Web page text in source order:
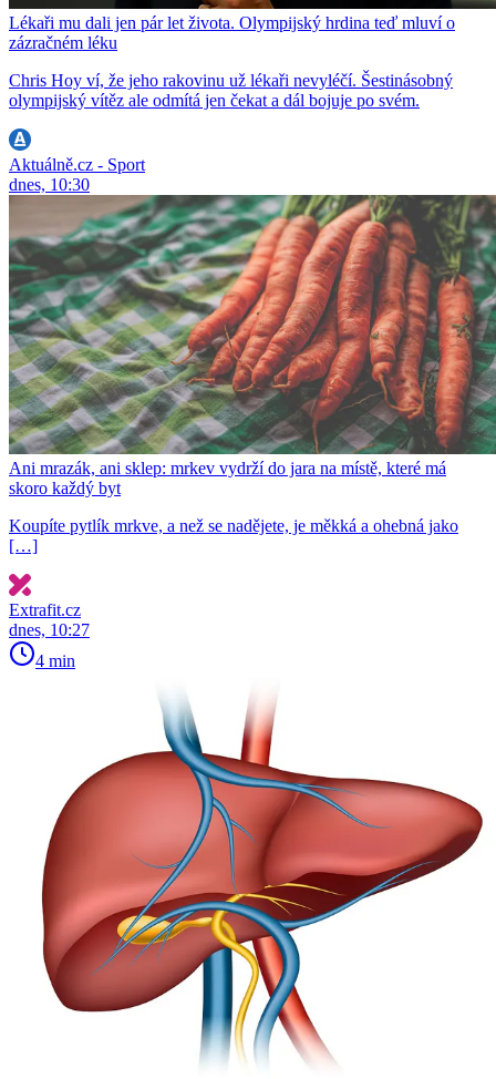
Lékaři mu dali jen pár let života. Olympijský hrdina teď mluví o
zázračném léku
Chris Hoy ví, že jeho rakovinu už lékaři nevyléčí. Šestinásobný
olympijský vítěz ale odmítá jen čekat a dál bojuje po svém.
Aktuálně.cz - Sport
dnes, 10:30
Ani mrazák, ani sklep: mrkev vydrží do jara na místě, které má
skoro každý byt
Koupíte pytlík mrkve, a než se nadějete, je měkká a ohebná jako
[…]
Extrafit.cz
dnes, 10:27
4 min